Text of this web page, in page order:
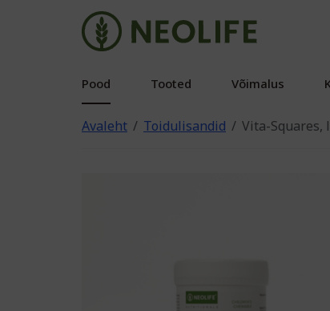
Pood Tooted Võimalus
Avaleht Toidulisandid Vita-